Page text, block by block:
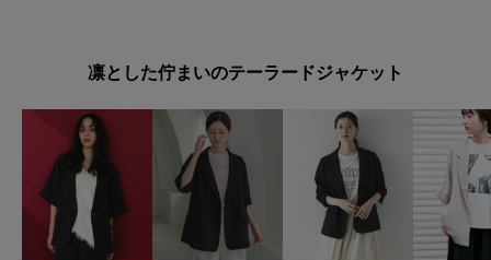
凛とした佇まいのテーラードジャケット